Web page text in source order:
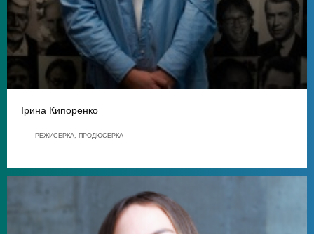
Ірина Кипоренко
РЕЖИСЕРКА, ПРОДЮСЕРКА